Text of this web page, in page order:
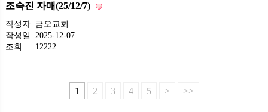
조숙진 자매(25/12/7)
작성자 금오교회
작성일
2025-12-07
조회
12222
1 2 3 4 5 > >>